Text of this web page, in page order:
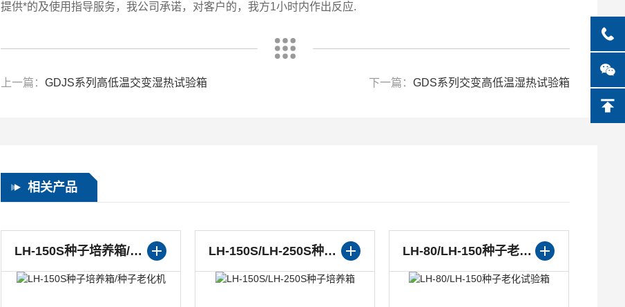
提供*的及使用指导服务，我公司承诺，对客户的，我方1小时内作出反应.
上一篇：GDJS系列高低温交变湿热试验箱 下一篇： GDS系列交变高低温湿热试验箱
相关产品
LH-150S种子培养箱/种子老化机 LH-150S/LH-250S种子培养箱 LH-80/LH-150种子老化试验箱